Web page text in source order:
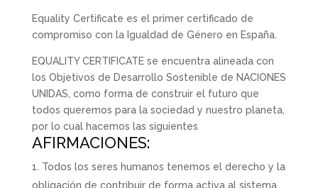
Equality Certificate es el primer certificado de
compromiso con la Igualdad de Género en España.
EQUALITY CERTIFICATE se encuentra alineada con
los Objetivos de Desarrollo Sostenible de NACIONES
UNIDAS, como forma de construir el futuro que
todos queremos para la sociedad y nuestro planeta,
por lo cual hacemos las siguientes
AFIRMACIONES:
Todos los seres humanos tenemos el derecho y la
obligación de contribuir de forma activa al sistema